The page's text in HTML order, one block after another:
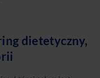
dietetyczny,